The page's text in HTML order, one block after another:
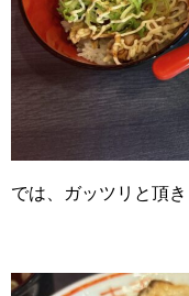
では、ガッツリと頂き